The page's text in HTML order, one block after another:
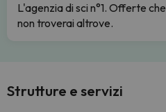
L'agenzia di sci n°1. Offerte che
non troverai altrove.
Strutture e servizi